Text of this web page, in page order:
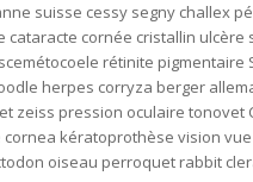
suisse cessy segny challex
cataracte cornée cristallin
rétinite
herpes corryza berger
zeiss pression oculaire
kératoprothèse vision
oiseau perroquet rabbit